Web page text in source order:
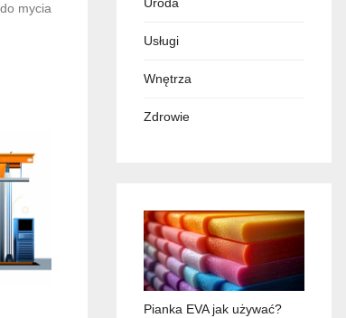
mycia
Usługi
Wnętrza
Zdrowie
Pianka EVA jak używać?